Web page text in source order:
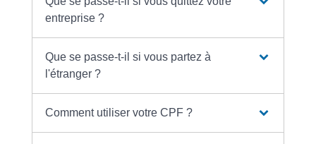
entreprise ?
Que se passe-t-il si vous partez à
l'étranger ?
Comment utiliser votre CPF ?